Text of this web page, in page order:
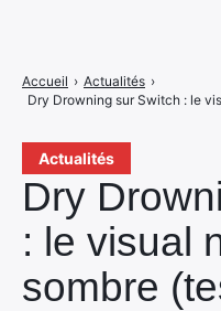
Actualités
Dry
: le visual
sombre
Accueil › Actualités ›
Dry Drowning sur Switch : le